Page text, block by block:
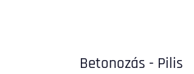
Betonozás - Pilis